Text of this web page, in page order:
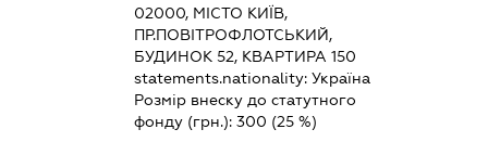
02000, МІСТО КИЇВ,
ПР.ПОВІТРОФЛОТСЬКИЙ,
БУДИНОК 52, КВАРТИРА 150
statements.nationality:Україна
Розмір внеску до статутного
фонду (грн.):300 (25 %)